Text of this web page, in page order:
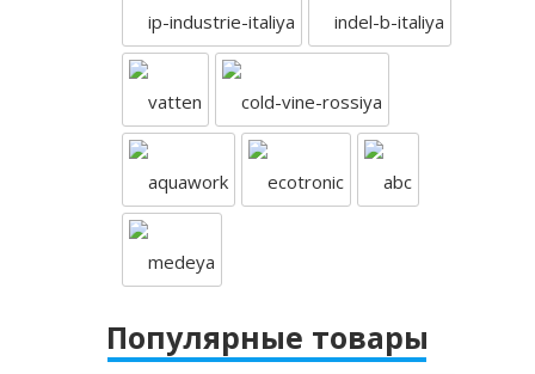
Популярные товары